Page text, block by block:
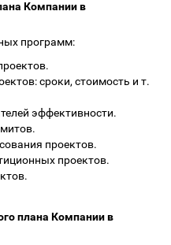
Компании в
программ:
сроки, стоимость и т.
эффективности.
проектов.
проектов.
плана Компании в